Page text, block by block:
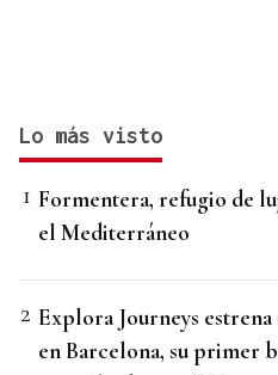
Lo más visto
Formentera, refugio de
el Mediterráneo
Explora Journeys
en Barcelona, su primer